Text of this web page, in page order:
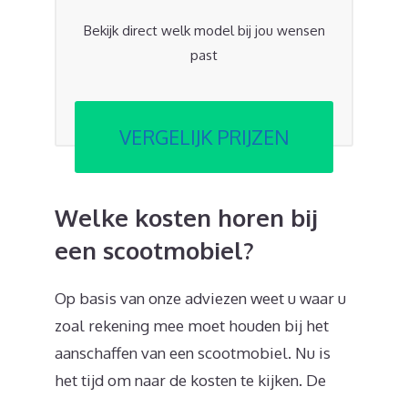
Bekijk direct welk model bij jou wensen
past
VERGELIJK PRIJZEN
Welke kosten horen bij
een scootmobiel?
Op basis van onze adviezen weet u waar u
zoal rekening mee moet houden bij het
aanschaffen van een scootmobiel. Nu is
het tijd om naar de kosten te kijken. De